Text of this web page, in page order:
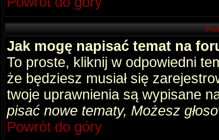
Jak mogę napisać temat na
To proste, kliknij w odpowiedni
że będziesz musiał się
twoje uprawnienia są wypisane
pisać nowe tematy, Możesz
Powrót do góry